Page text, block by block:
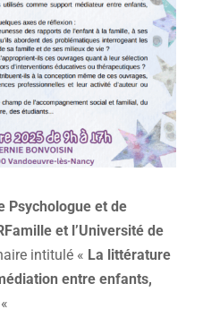
Psychologue et de
et l’Université de
intitulé « La littérature
entre enfants,
«